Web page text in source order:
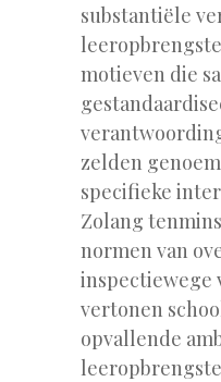
substantiële
motieven die
zelden
specifieke
Zolang
normen van
inspectiewege
vertonen
opvallende